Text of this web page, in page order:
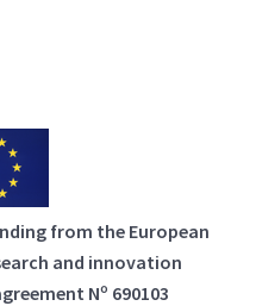
from the European
and innovation
Nº 690103